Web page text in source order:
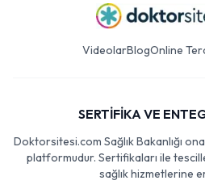
VideolarBlogOnline
SERTİFİKA VE
Doktorsitesi.com Sağlık Bakanlığı
platformudur. Sertifikaları ile
sağlık hizmetlerine